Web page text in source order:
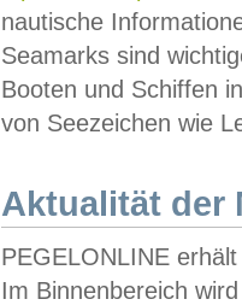
nautische
Seamarks sind
Booten und Schiffen
von Seezeichen wie
Aktualität der
PEGELONLINE
Im Binnenbereich